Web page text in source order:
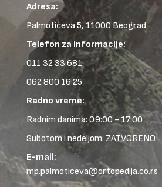
Adresa:
Palmotićeva 5, 11000 Beograd
Telefon za informacije:
011 32 33 681
062 800 16 25
Radno vreme:
Radnim danima: 09:00 - 17:00
Subotom i nedeljom: ZATVORENO
E-mail:
mp.palmoticeva@ortopedija.co.rs